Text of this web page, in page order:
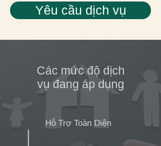
Yêu cầu dịch vụ
Các mức độ dịch
vụ đang áp dụng
Hỗ Trợ Toàn Diện